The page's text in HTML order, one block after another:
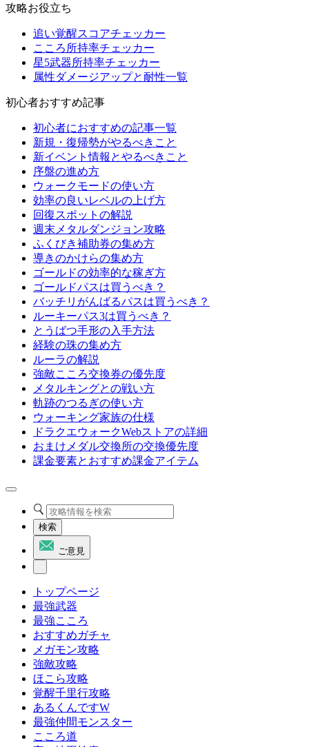
攻略お役立ち
追い覚醒スコアチェッカー
こころ所持率チェッカー
星5武器所持率チェッカー
属性ダメージアップと耐性一覧
初心者おすすめ記事
初心者におすすめの記事一覧
新規・復帰勢がやるべきこと
新イベント情報とやるべきこと
序盤の進め方
ウォークモードの使い方
効率の良いレベルの上げ方
回復スポットの解説
週末メタルダンジョン攻略
ふくびき補助券の集め方
導きのかけらの集め方
ゴールドの効率的な稼ぎ方
ゴールドパスは買うべき？
バッチリがんばるパスは買うべき？
ルーキーパス3は買うべき？
とうばつ手形の入手方法
経験の珠の集め方
ルーラの解説
強敵こころ交換券の優先度
メタルキングとの戦い方
軌跡のつるぎの使い方
ウォーキング家族の仕様
ドラクエウォークWebストアの詳細
おまけメダル交換所の交換優先度
課金要素とおすすめ課金アイテム
検索
ご意見
トップページ
最強武器
最強こころ
おすすめガチャ
メガモン攻略
強敵攻略
ほこら攻略
覚醒千里行攻略
あるくんですW
最強仲間モンスター
こころ道